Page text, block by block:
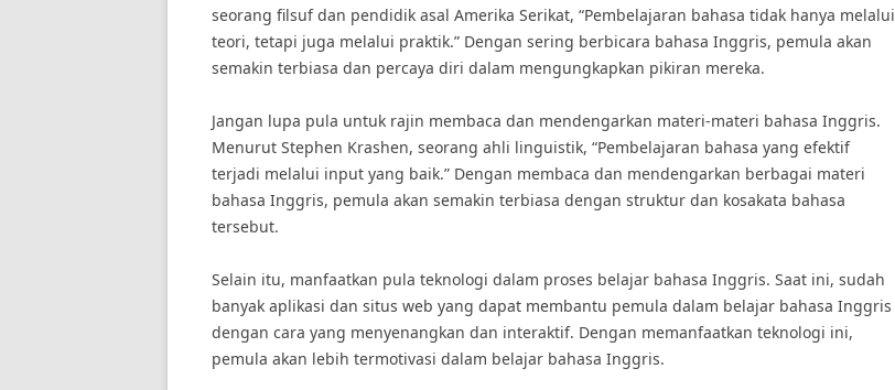
seorang filsuf dan pendidik asal Amerika Serikat, “Pembelajaran bahasa tidak hanya melalui
teori, tetapi juga melalui praktik.” Dengan sering berbicara bahasa Inggris, pemula akan
semakin terbiasa dan percaya diri dalam mengungkapkan pikiran mereka.
Jangan lupa pula untuk rajin membaca dan mendengarkan materi-materi bahasa Inggris.
Menurut Stephen Krashen, seorang ahli linguistik, “Pembelajaran bahasa yang efektif
terjadi melalui input yang baik.” Dengan membaca dan mendengarkan berbagai materi
bahasa Inggris, pemula akan semakin terbiasa dengan struktur dan kosakata bahasa
tersebut.
Selain itu, manfaatkan pula teknologi dalam proses belajar bahasa Inggris. Saat ini, sudah
banyak aplikasi dan situs web yang dapat membantu pemula dalam belajar bahasa Inggris
dengan cara yang menyenangkan dan interaktif. Dengan memanfaatkan teknologi ini,
pemula akan lebih termotivasi dalam belajar bahasa Inggris.